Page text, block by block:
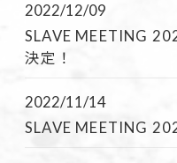
2022/12/09
SLAVE MEETING
決定！
2022/11/14
SLAVE MEETING